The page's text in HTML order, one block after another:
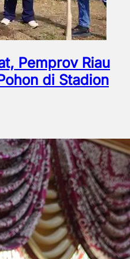
Pemprov Riau
di Stadion